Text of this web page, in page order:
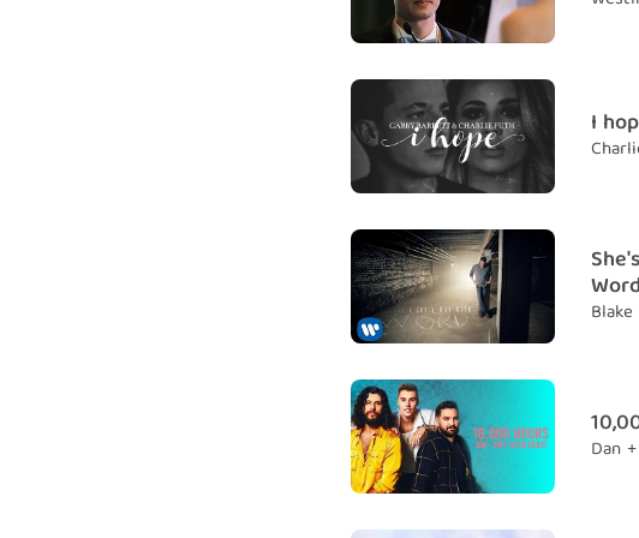
I'm lucky, I know
Anh biết mình thật may mắn
But I want to go home
Nhưng anh chỉ muốn về nhà
I've got to go home
Anh cần phải về nhà
Let me go home
Hãy để anh quay trở về
I'm just to far
Anh đã đi quá xa
From where you are
So với em
I've got to come home
Và anh cần phải trở về nhà
Let me come home
I
Dan